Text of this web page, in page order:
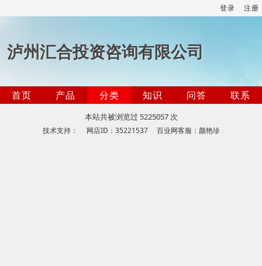
登录 注册
泸州汇合投资咨询有限公司
首页 产品 分类 知识 问答 联系
本站共被浏览过 5225057 次
技术支持： 网店ID：35221537 百业网客服：颜艳珍